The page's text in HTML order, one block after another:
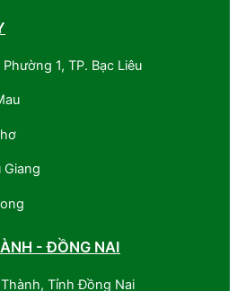
1, TP. Bạc Liêu
Giang
- ĐỒNG NAI
Tỉnh Đồng Nai